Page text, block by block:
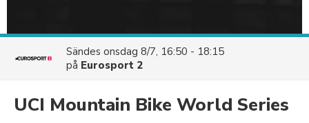
Sändes onsdag 8/7, 16:50 - 18:15
på Eurosport 2
UCI Mountain Bike World Series